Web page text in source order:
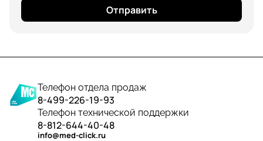
Отправить
Телефон отдела продаж
8-499-226-19-93
Телефон технической поддержки
8-812-644-40-48
info@med-click.ru